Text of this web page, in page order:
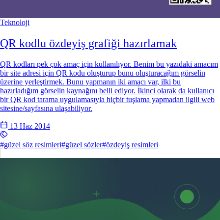
Teknoloji
QR kodlu özdeyiş grafiği hazırlamak
QR kodları pek çok amaç için kullanılıyor. Benim bu yazıdaki amacım
bir site adresi için QR kodu oluşturup bunu oluşturacağım görselin
üzerine yerleştirmek. Bunu yapmanın iki amacı var, ilki bu
hazırladığım görselin kaynağını belli ediyor. İkinci olarak da kullanıcı
bir QR kod tarama uygulamasıyla hiçbir tuşlama yapmadan ilgili web
sitesine/sayfasına ulaşabiliyor.
13 Haz 2014
#güzel söz resimleri#güzel sözler#özdeyiş resimleri